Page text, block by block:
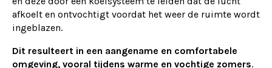
afkoelt en ontvochtigt voordat het weer de ruimte wordt
ingeblazen.
Dit resulteert in een aangename en comfortabele
omgeving, vooral tijdens warme en vochtige zomers.